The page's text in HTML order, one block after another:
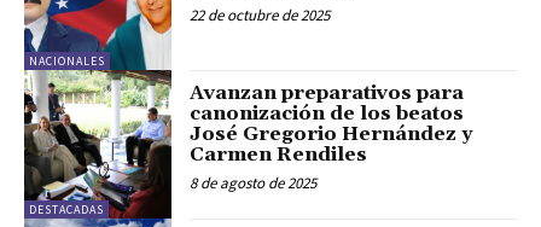
NACIONALES
22 de octubre de 2025
DESTACADAS
Avanzan preparativos para
canonización de los beatos
José Gregorio Hernández y
Carmen Rendiles
8 de agosto de 2025